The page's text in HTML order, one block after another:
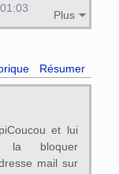
Plus
Résumer
et lui
la bloquer
mail sur